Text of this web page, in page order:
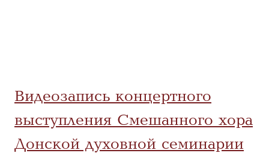
Видеозапись концертного
выступления Смешанного хора
Донской духовной семинарии